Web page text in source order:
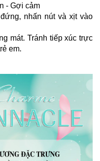
- Gợi cảm
nhấn nút và xịt vào
mát. Tránh tiếp xúc trực
em.